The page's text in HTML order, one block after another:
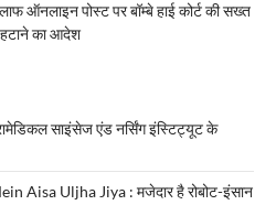
ऑनलाइन पोस्ट पर बॉम्बे हाई कोर्ट की सख्त
का आदेश
साइंसेज एंड नर्सिंग इंस्टिट्यूट के
Aisa Uljha Jiya : मजेदार है रोबोट-इंसान